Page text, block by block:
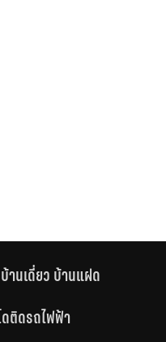
บ้านเดี่ยว บ้านแฝด
ติดรถไฟฟ้า